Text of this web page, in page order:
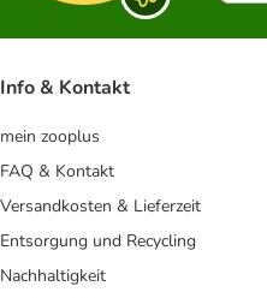
Info & Kontakt
mein zooplus
FAQ & Kontakt
Versandkosten & Lieferzeit
Entsorgung und Recycling
Nachhaltigkeit